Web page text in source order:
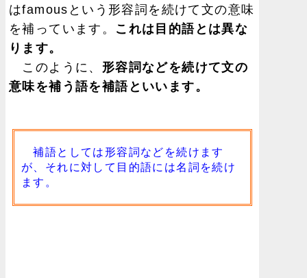
はfamousという形容詞を続けて文の意味
を補っています。 これは目的語とは異な
ります。
このように、 形容詞などを続けて文の
意味を補う語を補語といいます。
補語としては形容詞などを続けます
が、それに対して目的語には名詞を続け
ます。